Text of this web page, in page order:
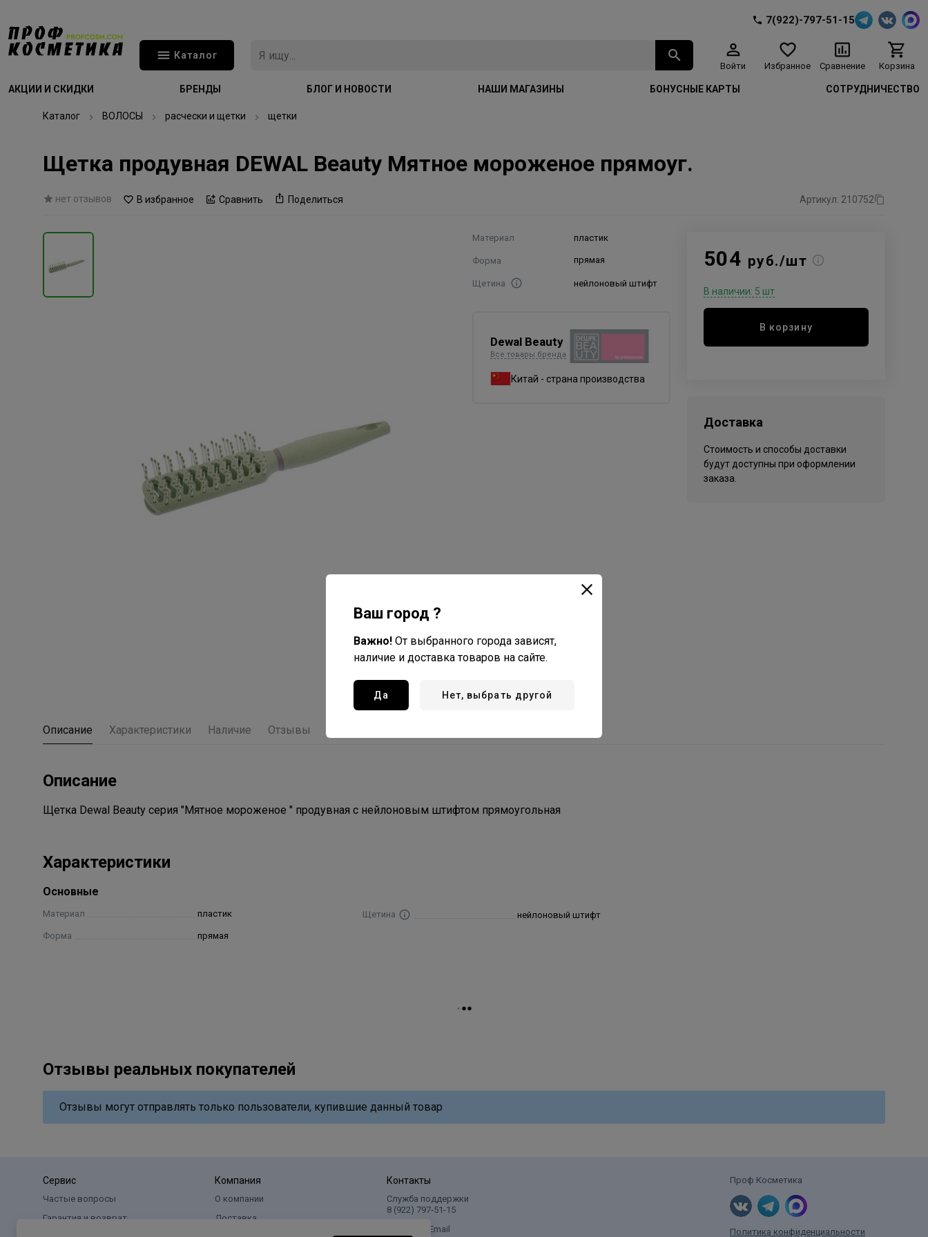
7(922)-797-51-15
Каталог
Войти Избранное Сравнение Корзина
АКЦИИ И СКИДКИ БРЕНДЫ БЛОГ И НОВОСТИ НАШИ МАГАЗИНЫ БОНУСНЫЕ КАРТЫ СОТРУДНИЧЕСТВО
Каталог ВОЛОСЫ расчески и щетки щетки
Щетка продувная DEWAL Beauty Мятное мороженое прямоуг.
нет отзывов В избранное Сравнить Поделиться Артикул: 210752
Материал пластик
Форма прямая
Щетина нейлоновый штифт
Dewal Beauty
Все товары бренда
Китай - страна производства
504 руб./шт
В наличии: 5 шт
В корзину
Доставка
Стоимость и способы доставки
будут доступны при оформлении
заказа.
Описание Характеристики Наличие Отзывы
Описание
Щетка Dewal Beauty серия "Мятное мороженое " продувная с нейлоновым штифтом прямоугольная
Характеристики
Основные
Материал пластик
Форма прямая
Щетина нейлоновый штифт
Отзывы реальных покупателей
Отзывы могут отправлять только пользователи, купившие данный товар
Сервис
Частые вопросы
Гарантия и возврат
Компания
О компании
Доставка
Контакты
Служба поддержки
8 (922) 797‑51-15
Написать Email
Проф Косметика
Политика конфиденциальности
Ваш город ?
Важно! От выбранного города зависят,
наличие и доставка товаров на сайте.
Да Нет, выбрать другой